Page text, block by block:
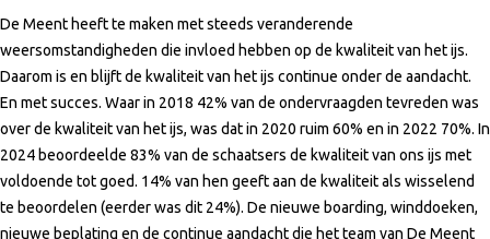
De Meent heeft te maken met steeds veranderende
weersomstandigheden die invloed hebben op de kwaliteit van het ijs.
Daarom is en blijft de kwaliteit van het ijs continue onder de aandacht.
En met succes. Waar in 2018 42% van de ondervraagden tevreden was
over de kwaliteit van het ijs, was dat in 2020 ruim 60% en in 2022 70%. In
2024 beoordeelde 83% van de schaatsers de kwaliteit van ons ijs met
voldoende tot goed. 14% van hen geeft aan de kwaliteit als wisselend
te beoordelen (eerder was dit 24%). De nieuwe boarding, winddoeken,
nieuwe beplating en de continue aandacht die het team van De Meent